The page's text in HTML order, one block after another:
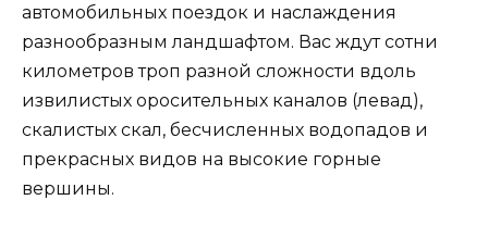
автомобильных поездок и наслаждения
разнообразным ландшафтом. Вас ждут сотни
километров троп разной сложности вдоль
извилистых оросительных каналов (левад),
скалистых скал, бесчисленных водопадов и
прекрасных видов на высокие горные
вершины.